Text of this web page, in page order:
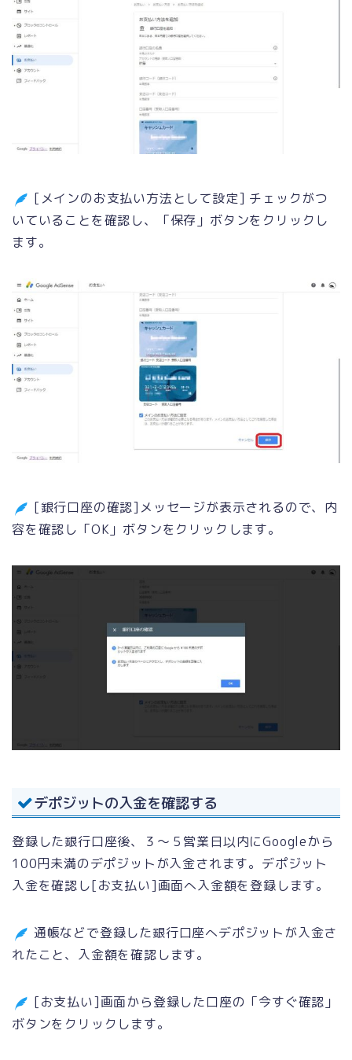
[メインのお支払い方法として設定] チェックがつ
いていることを確認し、「保存」ボタンをクリックし
ます。
[銀行口座の確認]メッセージが表示されるので、内
容を確認し「OK」ボタンをクリックします。
デポジットの入金を確認する
登録した銀行口座後、３～５営業日以内にGoogleから
100円未満のデポジットが入金されます。デポジット
入金を確認し[お支払い]画面へ入金額を登録します。
通帳などで登録した銀行口座へデポジットが入金さ
れたこと、入金額を確認します。
[お支払い]画面から登録した口座の「今すぐ確認」
ボタンをクリックします。